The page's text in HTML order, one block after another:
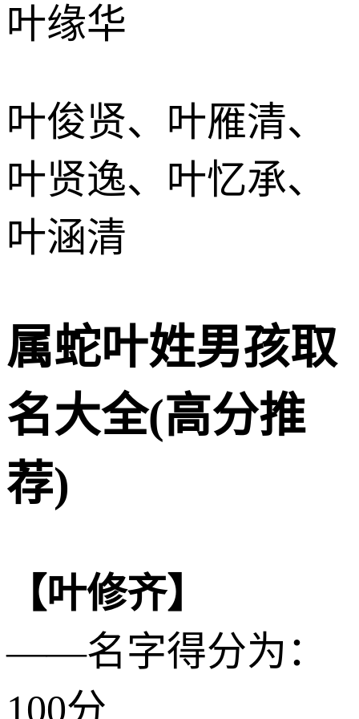
叶缘华
叶俊贤、叶雁清、
叶贤逸、叶忆承、
叶涵清
属蛇叶姓男孩取
名大全(高分推
荐)
【叶修齐】
——名字得分为：
100分